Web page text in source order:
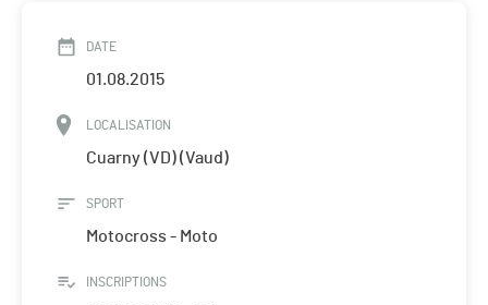
DATE
01.08.2015
LOCALISATION
Cuarny (VD) (Vaud)
SPORT
Motocross - Moto
INSCRIPTIONS